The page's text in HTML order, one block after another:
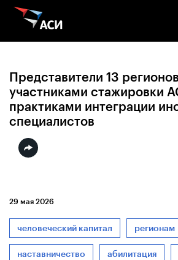
Новости АСИ
Представители 13
участниками стажировки
практиками интеграции
специалистов
29 мая 2026
человеческий капитал регионам
наставничество абилитация